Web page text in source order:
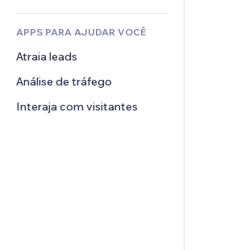
Busca
Previsão do tempo
Tabelas e gráficos
Avaliações e depoimentos
CRM
APPS PARA AJUDAR VOCÊ
Atraia leads
Análise de tráfego
Interaja com visitantes